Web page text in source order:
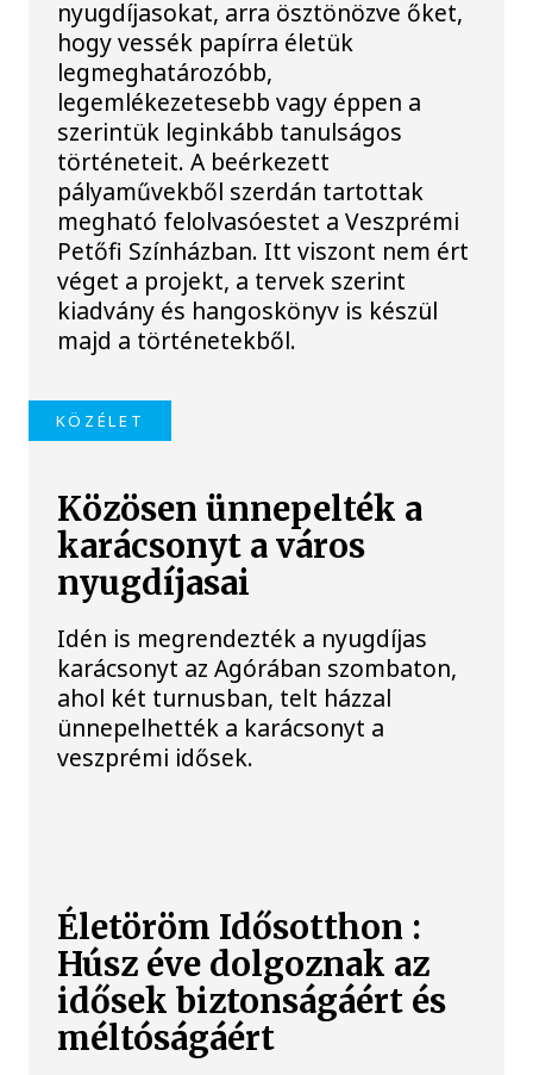
nyugdíjasokat, arra ösztönözve őket,
hogy vessék papírra életük
legmeghatározóbb,
legemlékezetesebb vagy éppen a
szerintük leginkább tanulságos
történeteit. A beérkezett
pályaművekből szerdán tartottak
megható felolvasóestet a Veszprémi
Petőfi Színházban. Itt viszont nem ért
véget a projekt, a tervek szerint
kiadvány és hangoskönyv is készül
majd a történetekből.
KÖZÉLET
Közösen ünnepelték a
karácsonyt a város
nyugdíjasai
Idén is megrendezték a nyugdíjas
karácsonyt az Agórában szombaton,
ahol két turnusban, telt házzal
ünnepelhették a karácsonyt a
veszprémi idősek.
Életöröm Idősotthon :
Húsz éve dolgoznak az
idősek biztonságáért és
méltóságáért